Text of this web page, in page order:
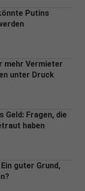
Putins
mehr Vermieter
unter Druck
Geld: Fragen, die
haben
guter Grund,